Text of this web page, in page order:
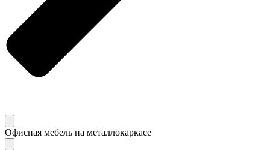
Офисная мебель на металлокаркасе